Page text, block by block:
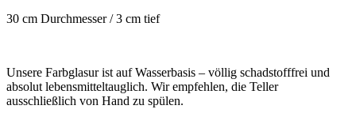
30 cm Durchmesser / 3 cm tief
Unsere Farbglasur ist auf Wasserbasis – völlig schadstofffrei und
absolut lebensmitteltauglich. Wir empfehlen, die Teller
ausschließlich von Hand zu spülen.